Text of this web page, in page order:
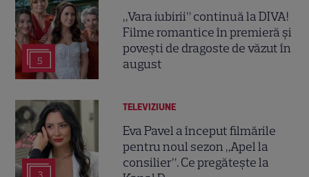
5
„Vara iubirii” continuă la DIVA!
Filme romantice în premieră și
povești de dragoste de văzut în
august
TELEVIZIUNE
Eva Pavel a început filmările
pentru noul sezon „Apel la
consilier”. Ce pregătește la